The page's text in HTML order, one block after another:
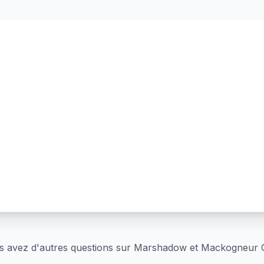
avez d'autres questions sur Marshadow et Mackogneur